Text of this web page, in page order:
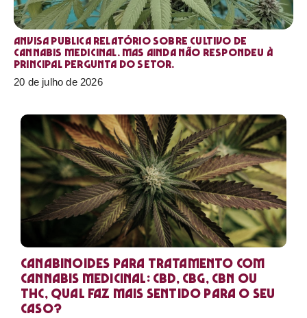
Anvisa publica relatório sobre cultivo de
Cannabis medicinal. Mas ainda não respondeu à
principal pergunta do setor.
20 de julho de 2026
Canabinoides para tratamento com
cannabis medicinal: CBD, CBG, CBN ou
THC, qual faz mais sentido para o seu
caso?